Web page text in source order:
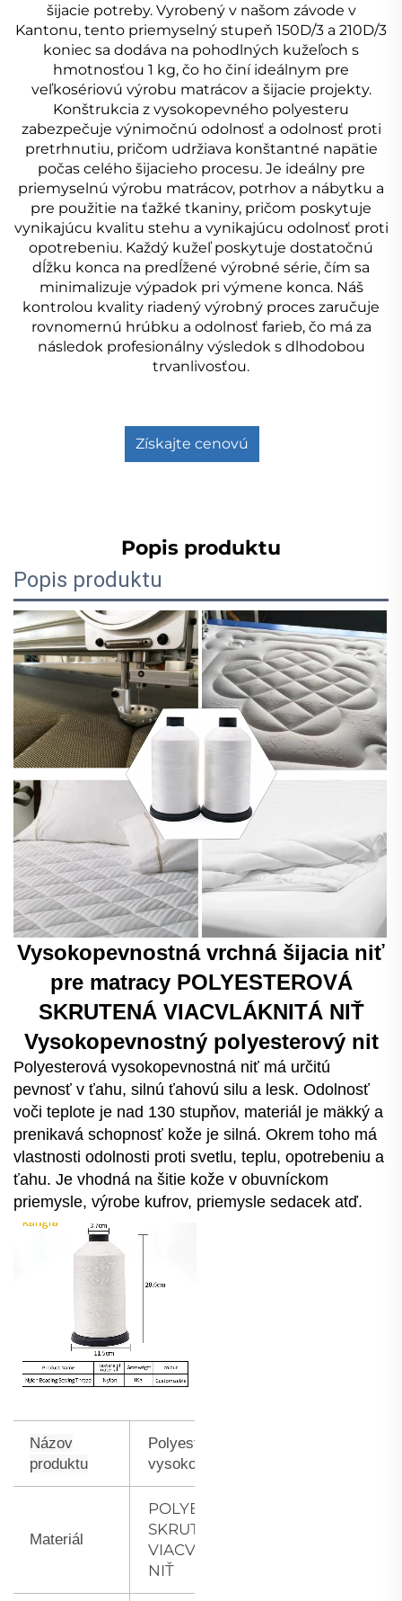
šijacie potreby. Vyrobený v našom závode v
Kantonu, tento priemyselný stupeň 150D/3 a 210D/3
koniec sa dodáva na pohodlných kužeľoch s
hmotnosťou 1 kg, čo ho činí ideálnym pre
veľkosériovú výrobu matrácov a šijacie projekty.
Konštrukcia z vysokopevného polyesteru
zabezpečuje výnimočnú odolnosť a odolnosť proti
pretrhnutiu, pričom udržiava konštantné napätie
počas celého šijacieho procesu. Je ideálny pre
priemyselnú výrobu matrácov, potrhov a nábytku a
pre použitie na ťažké tkaniny, pričom poskytuje
vynikajúcu kvalitu stehu a vynikajúcu odolnosť proti
opotrebeniu. Každý kužeľ poskytuje dostatočnú
dĺžku konca na predĺžené výrobné série, čím sa
minimalizuje výpadok pri výmene konca. Náš
kontrolou kvality riadený výrobný proces zaručuje
rovnomernú hrúbku a odolnosť farieb, čo má za
následok profesionálny výsledok s dlhodobou
trvanlivosťou.
Získajte cenovú
Popis produktu
Popis produktu
Vysokopevnostná vrchná šijacia niť
pre matracy POLYESTEROVÁ
SKRUTENÁ VIACVLÁKNITÁ NIŤ
Vysokopevnostný polyesterový nit
Polyesterová vysokopevnostná niť má určitú
pevnosť v ťahu, silnú ťahovú silu a lesk. Odolnosť
voči teplote je nad 130 stupňov, materiál je mäkký a
prenikavá schopnosť kože je silná. Okrem toho má
vlastnosti odolnosti proti svetlu, teplu, opotrebeniu a
ťahu. Je vhodná na šitie kože v obuvníckom
priemysle, výrobe kufrov, priemysle sedacek atď.
Názov
produktu
Polyesterová
vysokopevnostná nit
Materiál
POLYESTEROVÁ
SKRUTENÁ
VIACVLÁKNITÁ
NIŤ